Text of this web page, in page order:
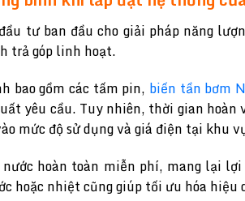
tư ban đầu cho giải pháp năng
trả góp linh hoạt.
bao gồm các tấm pin, biến tần bơm
yêu cầu. Tuy nhiên, thời gian
mức độ sử dụng và giá điện tại khu
hoàn toàn miễn phí, mang lại
hoặc nhiệt cũng giúp tối ưu hóa hiệu